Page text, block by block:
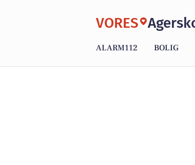
VORES
ALARM112 BOLIG